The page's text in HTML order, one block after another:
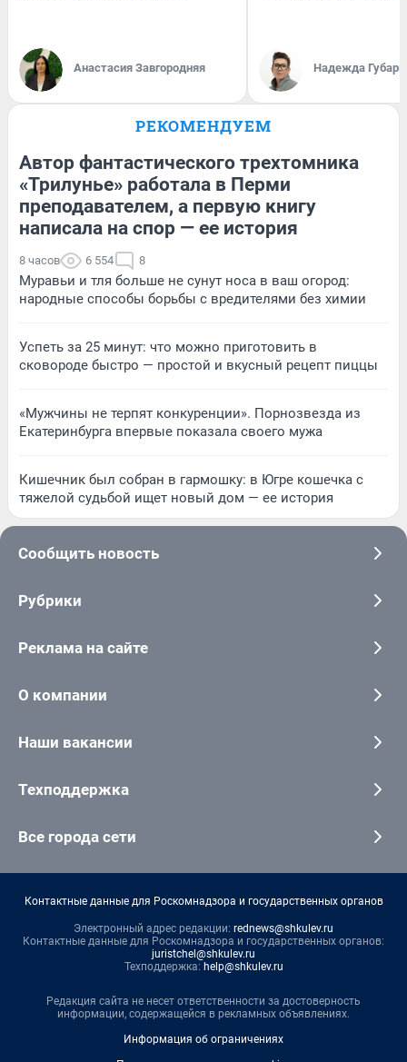
Анастасия Завгородняя Надежда Губарь
РЕКОМЕНДУЕМ
Автор фантастического трехтомника
«Трилунье» работала в Перми
преподавателем, а первую книгу
написала на спор — ее история
8 часов 6 554 8
Муравьи и тля больше не сунут носа в ваш огород:
народные способы борьбы с вредителями без химии
Успеть за 25 минут: что можно приготовить в
сковороде быстро — простой и вкусный рецепт пиццы
«Мужчины не терпят конкуренции». Порнозвезда из
Екатеринбурга впервые показала своего мужа
Кишечник был собран в гармошку: в Югре кошечка с
тяжелой судьбой ищет новый дом — ее история
Сообщить новость
Рубрики
Реклама на сайте
О компании
Наши вакансии
Техподдержка
Все города сети
Контактные данные для Роскомнадзора и государственных органов
Электронный адрес редакции: rednews@shkulev.ru
Контактные данные для Роскомнадзора и государственных органов:
juristchel@shkulev.ru
Техподдержка: help@shkulev.ru
Редакция сайта не несет ответственности за достоверность
информации, содержащейся в рекламных объявлениях.
Информация об ограничениях